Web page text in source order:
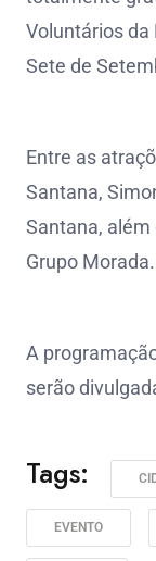
Voluntários da
Sete de
Entre as
Santana,
Santana, além
Grupo Morada.
A
serão
Tags:
EVENTO